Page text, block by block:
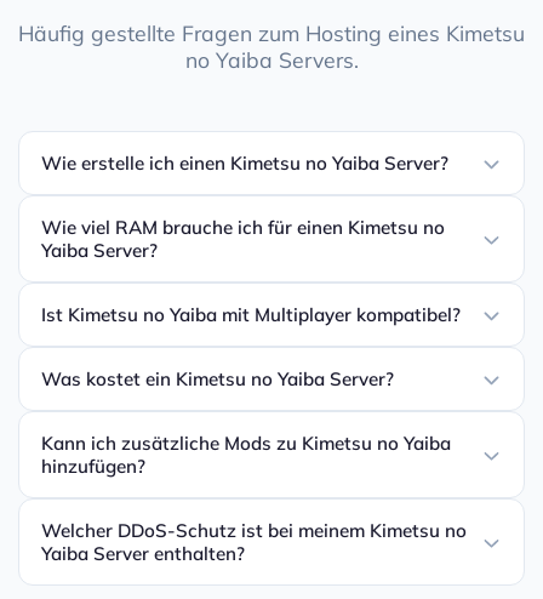
Häufig gestellte Fragen zum Hosting eines Kimetsu
no Yaiba Servers.
Wie erstelle ich einen Kimetsu no Yaiba Server?
Wie viel RAM brauche ich für einen Kimetsu no
Yaiba Server?
Ist Kimetsu no Yaiba mit Multiplayer kompatibel?
Was kostet ein Kimetsu no Yaiba Server?
Kann ich zusätzliche Mods zu Kimetsu no Yaiba
hinzufügen?
Welcher DDoS-Schutz ist bei meinem Kimetsu no
Yaiba Server enthalten?